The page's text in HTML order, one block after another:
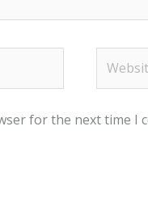
for the next time I